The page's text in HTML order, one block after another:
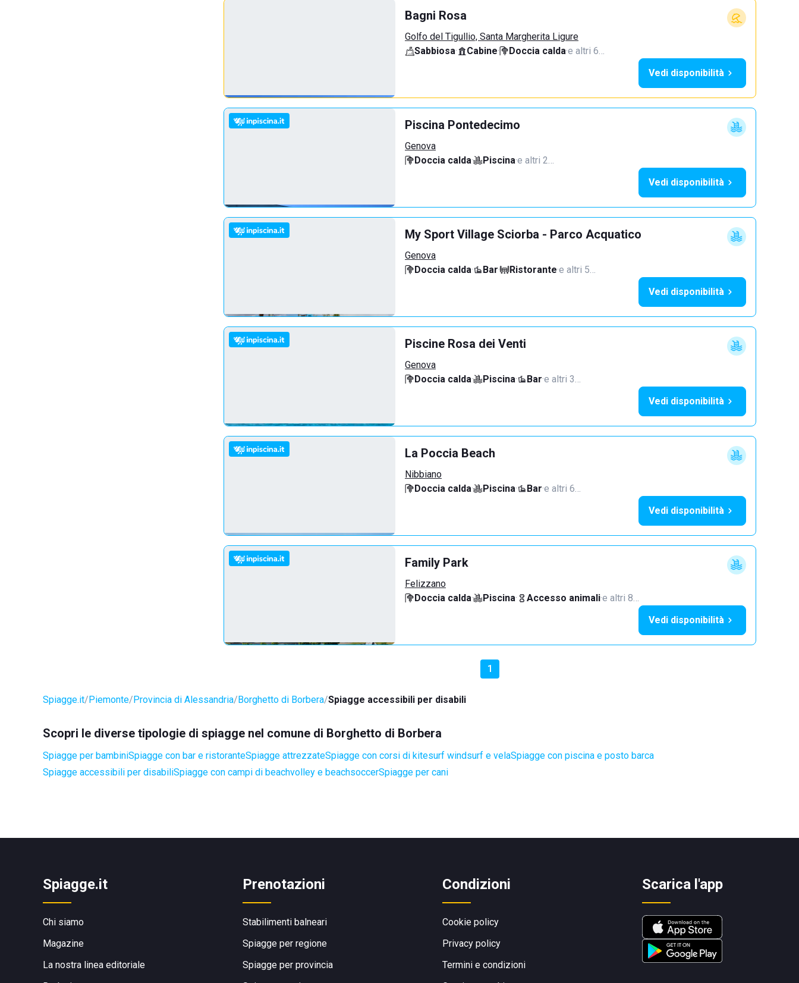
Bagni Rosa
Golfo del Tigullio, Santa Margherita Ligure
Sabbiosa· Cabine· Doccia calda·e altri 6…
Vedi disponibilità
Piscina Pontedecimo
Genova
Doccia calda· Piscina·e altri 2…
Vedi disponibilità
My Sport Village Sciorba - Parco Acquatico
Genova
Doccia calda· Bar· Ristorante·e altri 5…
Vedi disponibilità
Piscine Rosa dei Venti
Genova
Doccia calda· Piscina· Bar·e altri 3…
Vedi disponibilità
La Poccia Beach
Nibbiano
Doccia calda· Piscina· Bar·e altri 6…
Vedi disponibilità
Family Park
Felizzano
Doccia calda· Piscina· Accesso animali·e altri 8…
Vedi disponibilità
1
Spiagge.it Piemonte Provincia di Alessandria Borghetto di Borbera Spiagge accessibili per disabili
Scopri le diverse tipologie di spiagge nel comune di Borghetto di Borbera
Spiagge per bambiniSpiagge con bar e ristoranteSpiagge attrezzateSpiagge con corsi di kitesurf windsurf e velaSpiagge con piscina e posto barca
Spiagge accessibili per disabiliSpiagge con campi di beachvolley e beachsoccerSpiagge per cani
Spiagge.it
Chi siamo
Magazine
La nostra linea editoriale
Prenotazioni
Stabilimenti balneari
Spiagge per regione
Spiagge per provincia
Condizioni
Cookie policy
Privacy policy
Termini e condizioni
Scarica l'app